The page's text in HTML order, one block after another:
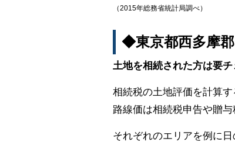
（2015年総務省統計局調べ）
◆東京都西多摩
土地を相続された方は要チ
相続税の土地評価を計算
路線価は相続税申告や贈
それぞれのエリアを例に